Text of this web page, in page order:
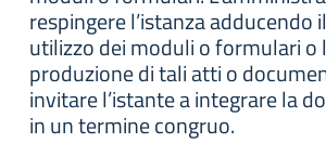
respingere l’istanza adducendo
utilizzo dei moduli o formulari o
produzione di tali atti o
invitare l’istante a integrare la
in un termine congruo.